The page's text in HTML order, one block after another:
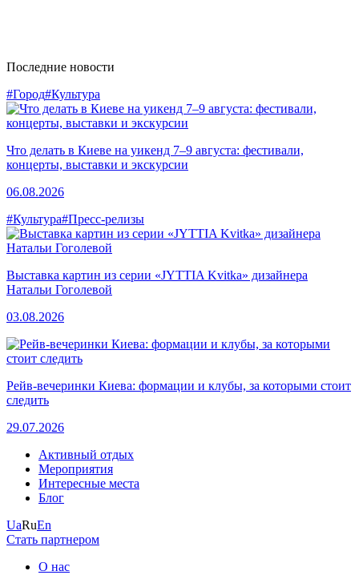
Последние новости
#Город#Культура
Что делать в Киеве на уикенд 7–9 августа: фестивали,
концерты, выставки и экскурсии
06.08.2026
#Культура#Пресс-релизы
Выставка картин из серии «JYTTIA Kvitka» дизайнера
Натальи Гоголевой
03.08.2026
Рейв-вечеринки Киева: формации и клубы, за которыми стоит
следить
29.07.2026
Активный отдых
Мероприятия
Интересные места
Блог
UaRuEn
Стать партнером
О нас